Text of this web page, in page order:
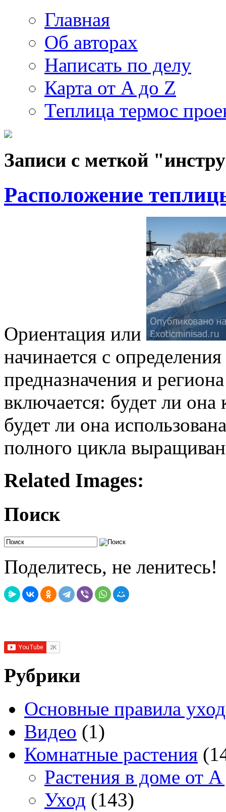
Главная
Об авторах
Написать по делу
Карта от A до Z
Теплица термос
Записи с меткой
Расположение
Ориентация или
начинается с
предназначения и
включается: будет ли
будет ли она
полного цикла
Related Images:
Поиск
Поделитесь, не ленитесь!
Рубрики
Основные правила
Видео (1)
Комнатные растения
Растения в доме от
Уход (143)